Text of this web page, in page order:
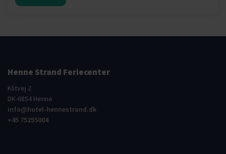
Henne Strand Feriecenter
Klitvej 2
DK-6854 Henne
info@hotel-hennestrand.dk
+45 75255004